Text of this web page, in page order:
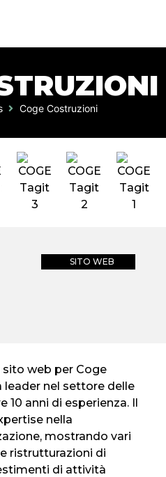
Coge Costruzioni
SITO WEB
web per Coge
leader nel settore delle
10 anni di esperienza. Il
nella
mostrando vari
ristrutturazioni di
di attività